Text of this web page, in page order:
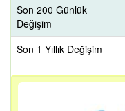
Son 200 Günlük
Değişim
Son 1 Yıllık Değişim